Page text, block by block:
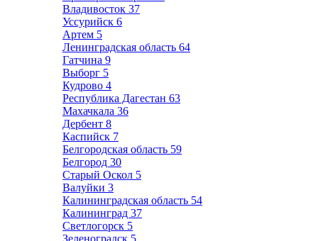
Владивосток 37
Уссурийск 6
Артем 5
Ленинградская область 64
Гатчина 9
Выборг 5
Кудрово 4
Республика Дагестан 63
Махачкала 36
Дербент 8
Каспийск 7
Белгородская область 59
Белгород 30
Старый Оскол 5
Валуйки 3
Калининградская область 54
Калининград 37
Светлогорск 5
Зеленоградск 5